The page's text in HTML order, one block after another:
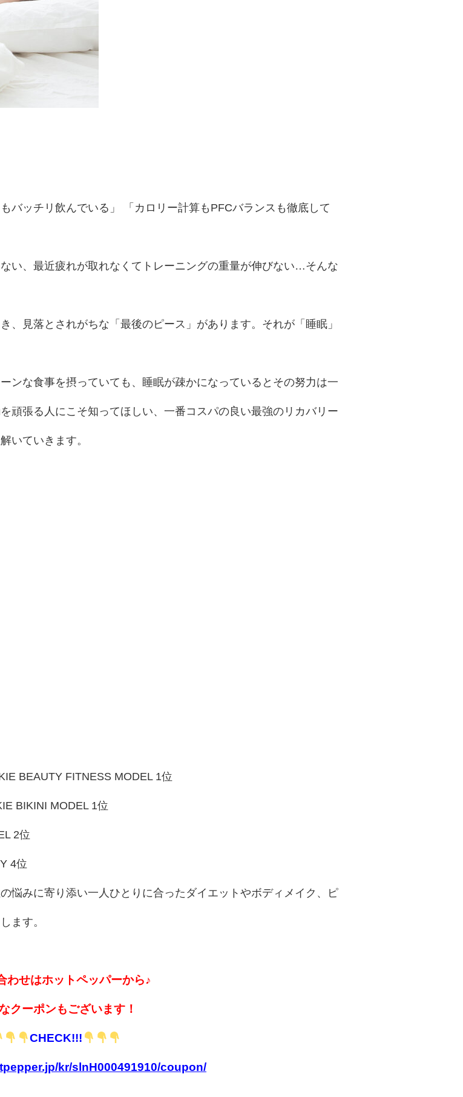
バッチリ飲んでいる」 「カロリー計算もPFCバランスも徹底して
い、最近疲れが取れなくてトレーニングの重量が伸びない…そんな
、見落とされがちな「最後のピース」があります。それが「睡眠」
ンな食事を摂っていても、睡眠が疎かになっているとその努力は一
頑張る人にこそ知ってほしい、一番コスパの良い最強のリカバリー
いていきます。
BEAUTY FITNESS MODEL 1位
BIKINI MODEL 1位
2位
4位
悩みに寄り添い一人ひとりに合ったダイエットやボディメイク、ピ
ます。
わせはホットペッパーから♪
クーポンもございます！
CHECK!!!
kr/slnH000491910/coupon/